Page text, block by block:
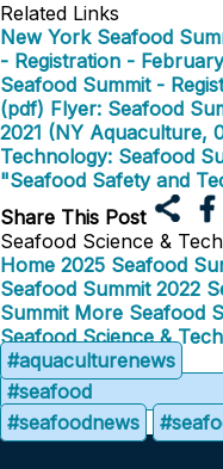
Related Links
New York Seafood
- Registration -
Seafood Summit -
(pdf) Flyer: Seafood
2021 (NY Aquaculture,
Technology: Seafood
"Seafood Safety and
Share This Post
Seafood Science &
Home 2025 Seafood
Seafood Summit 2022
Summit More Seafood
Seafood Science &
#aquaculturenews
#seafood
#seafoodnews